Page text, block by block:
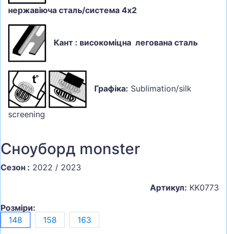
нержавіюча сталь/система 4х2
Кант : високоміцна легована сталь
Графіка: Sublimation/silk
screening
Сноуборд monster
Сезон : 2022 / 2023
Артикул: KK0773
Розміри:
148
158 163